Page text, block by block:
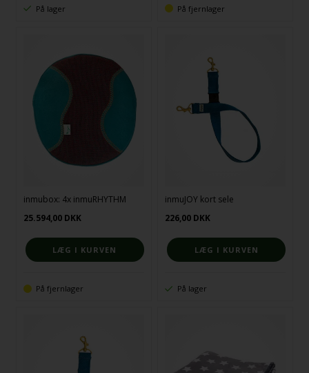
På lager På fjernlager
inmubox: 4x inmuRHYTHM
25.594,00 DKK
På fjernlager
inmuJOY kort sele
226,00 DKK
På lager